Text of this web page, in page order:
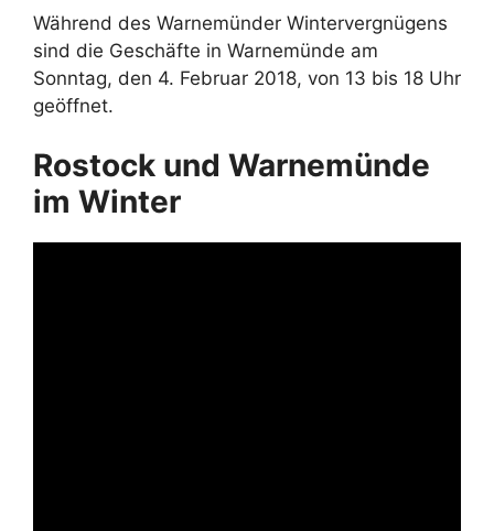
Während des Warnemünder Wintervergnügens
sind die Geschäfte in Warnemünde am
Sonntag, den 4. Februar 2018, von 13 bis 18 Uhr
geöffnet.
Rostock und Warnemünde
im Winter